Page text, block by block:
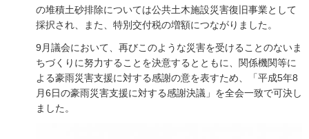
の堆積土砂排除については公共土木施設災害復旧事業として
採択され、また、特別交付税の増額につながりました。
9月議会において、再びこのような災害を受けることのないま
ちづくりに努力することを決意するとともに、関係機関等に
よる豪雨災害支援に対する感謝の意を表すため、「平成5年8
月6日の豪雨災害支援に対する感謝決議」を全会一致で可決し
ました。